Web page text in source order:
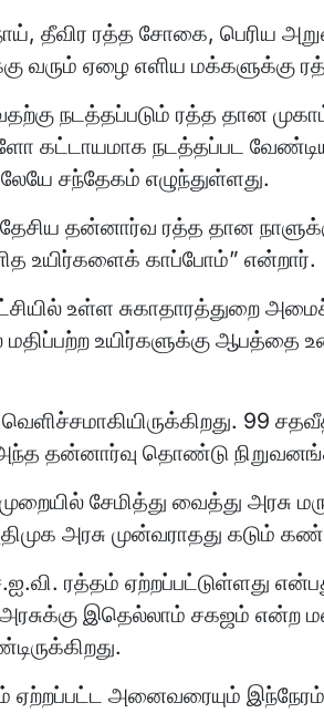
தீவிர ரத்த சோகை, பெரிய
வரும் ஏழை எளிய மக்களுக்கு
நடத்தப்படும் ரத்த தான
கட்டாயமாக நடத்தப்பட
சந்தேகம் எழுந்துள்ளது.
தன்னார்வ ரத்த தான
உயிர்களைக் காப்போம்” என்றார்.
உள்ள சுகாதாரத்துறை
உயிர்களுக்கு ஆபத்தை
99
அந்த தன்னார்வு தொண்டு
சேமித்து வைத்து அரசு
அரசு முன்வராதது கடும்
ரத்தம் ஏற்றப்பட்டுள்ளது
அரசுக்கு இதெல்லாம் சகஜம்
ஏற்றப்பட்ட அனைவரையும்